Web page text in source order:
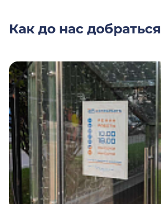
Как до нас добраться